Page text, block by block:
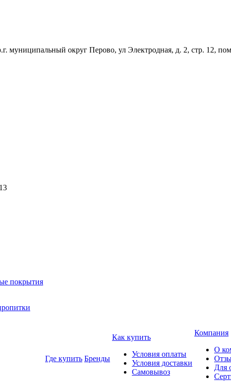
муниципальный округ Перово, ул Электродная, д. 2, стр. 12,
покрытия
Где купить Бренды
Как купить
Условия оплаты
Условия доставки
Самовывоз
Компания
О
Для